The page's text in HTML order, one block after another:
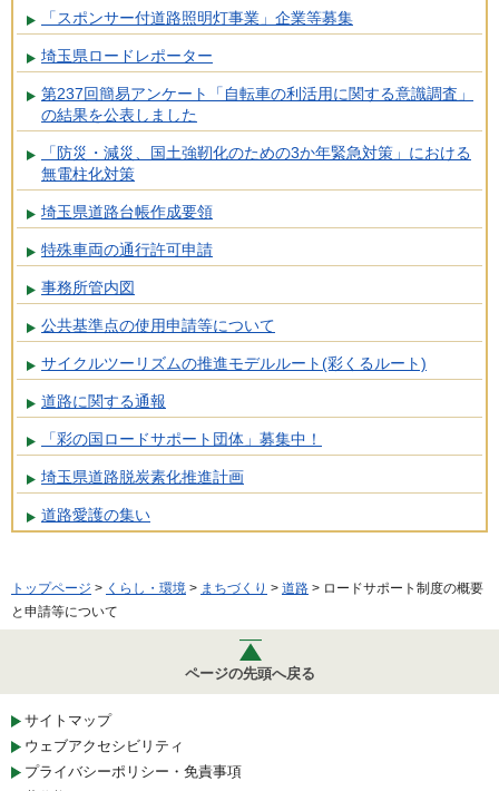
「スポンサー付道路照明灯事業」企業等募集
埼玉県ロードレポーター
第237回簡易アンケート「自転車の利活用に関する意識調査」
の結果を公表しました
「防災・減災、国土強靭化のための3か年緊急対策」における
無電柱化対策
埼玉県道路台帳作成要領
特殊車両の通行許可申請
事務所管内図
公共基準点の使用申請等について
サイクルツーリズムの推進モデルルート(彩くるルート)
道路に関する通報
「彩の国ロードサポート団体」募集中！
埼玉県道路脱炭素化推進計画
道路愛護の集い
トップページ > くらし・環境 > まちづくり > 道路 > ロードサポート制度の概要
と申請等について
ページの先頭へ戻る
サイトマップ
ウェブアクセシビリティ
プライバシーポリシー・免責事項